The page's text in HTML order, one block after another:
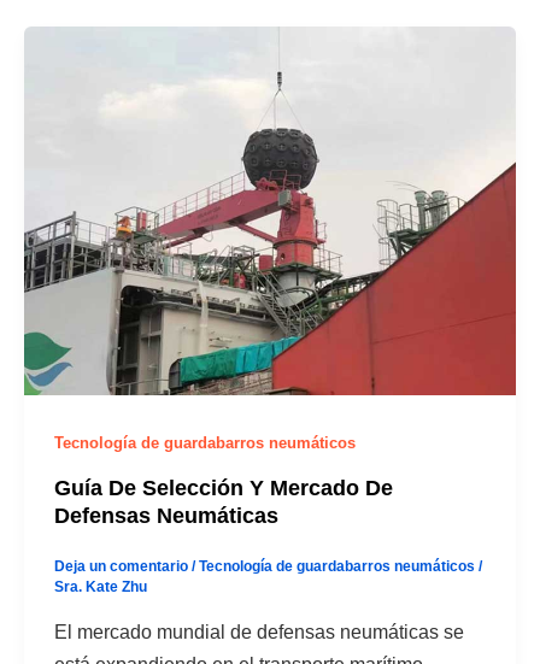
Tecnología de guardabarros neumáticos
Guía De Selección Y Mercado De
Defensas Neumáticas
Deja un comentario /Tecnología de guardabarros neumáticos /
Sra. Kate Zhu
El mercado mundial de defensas neumáticas se